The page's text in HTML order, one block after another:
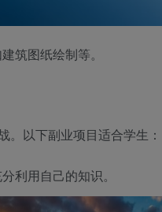
筑图纸绘制等。
。以下副业项目适合学生：
利用自己的知识。